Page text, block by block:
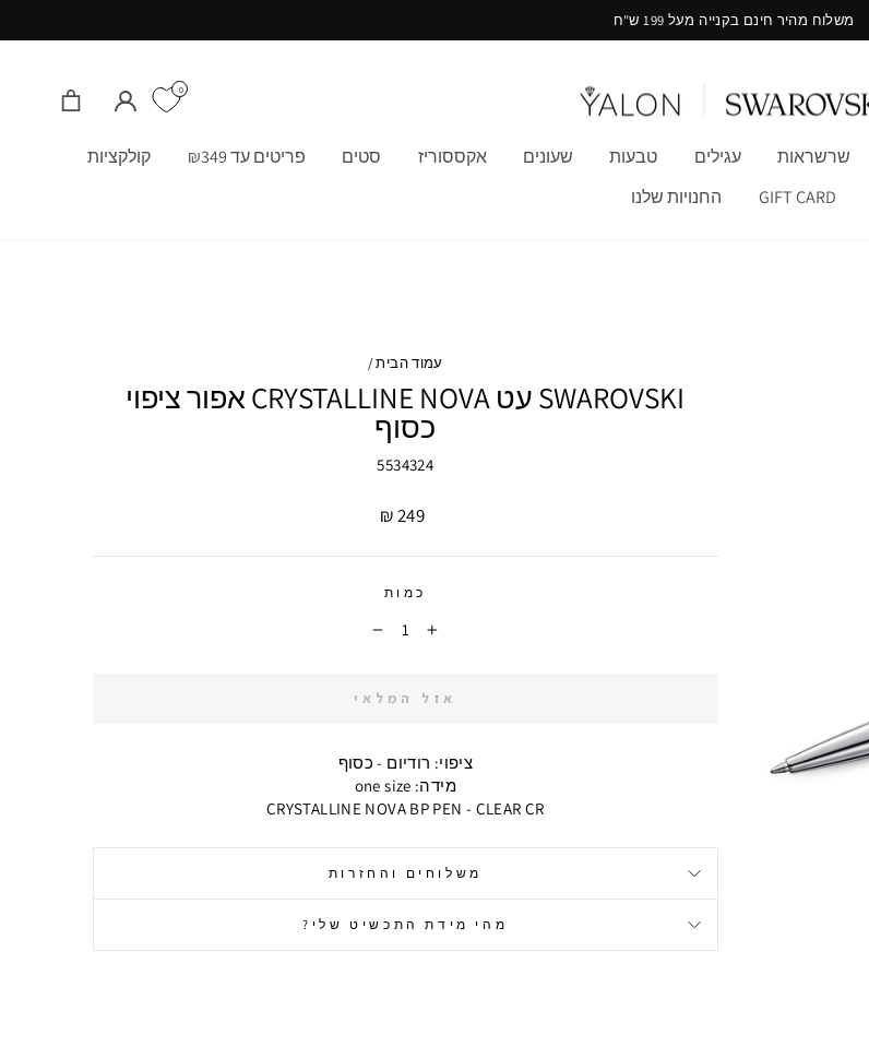
משלוח מהיר חינם בקנייה מעל 199 ש"ח
0 התחבר/י
שרשראות עגילים טבעות שעונים אקססוריז סטים פריטים עד ₪349
קולקציות
GIFT CARD
החנויות שלנו
עמוד הבית/
SWAROVSKI עט CRYSTALLINE NOVA אפור ציפוי
כסוף
5534324
מחיר
249 ₪
כמות
+
אזל המלאי
ציפוי: רודיום - כסוף
מידה: one size
CRYSTALLINE NOVA BP PEN - CLEAR CR
משלוחים והחזרות
מהי מידת התכשיט שלי?